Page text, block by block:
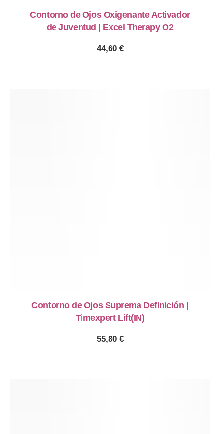
Contorno de Ojos Oxigenante Activador
de Juventud | Excel Therapy O2
44,60 €
Contorno de Ojos Suprema Definición |
Timexpert Lift(IN)
55,80 €